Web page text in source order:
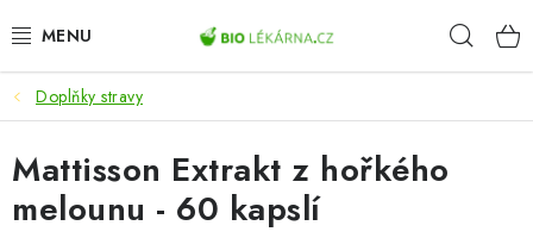
na
AKCE
DOPLŇKY STRAVY
PŘÍRODNÍ KOSMETIKA
Doplňky stravy
Mattisson Extrakt z hořkého
melounu - 60 kapslí